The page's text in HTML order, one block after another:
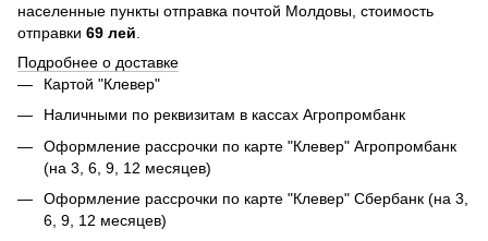
населенные пункты отправка почтой Молдовы, стоимость
отправки 69 лей
Подробнее о доставке
Картой "Клевер"
Наличными по реквизитам в кассах Агропромбанк
Оформление рассрочки по карте "Клевер" Агропромбанк
(на 3, 6, 9, 12 месяцев)
Оформление рассрочки по карте "Клевер" Сбербанк (на 3,
6, 9, 12 месяцев)